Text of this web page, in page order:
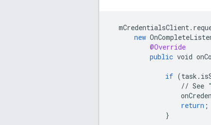
mCredentialsClient.
new
@Override
public void
if (task .
// See
return ;
}